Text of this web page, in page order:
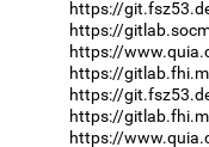
https://
https://
https://
https://
https://
https://
https://